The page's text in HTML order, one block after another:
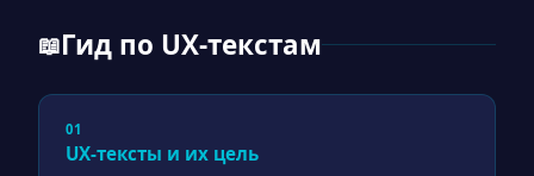
📖Гид по UX-текстам
01
UX-тексты и их цель